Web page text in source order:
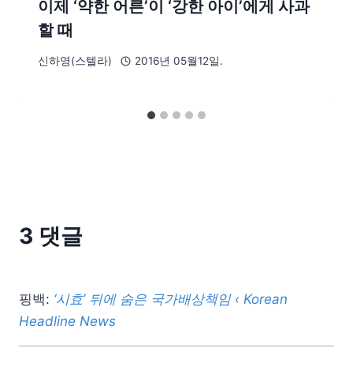
이제 ‘약한 어른’이 ‘강한 아이’에게 사과
할 때
신하영(스텔라) 2016년 05월12일.
3 댓글
핑백: ‘시효’ 뒤에 숨은 국가배상책임 ‹ Korean
Headline News